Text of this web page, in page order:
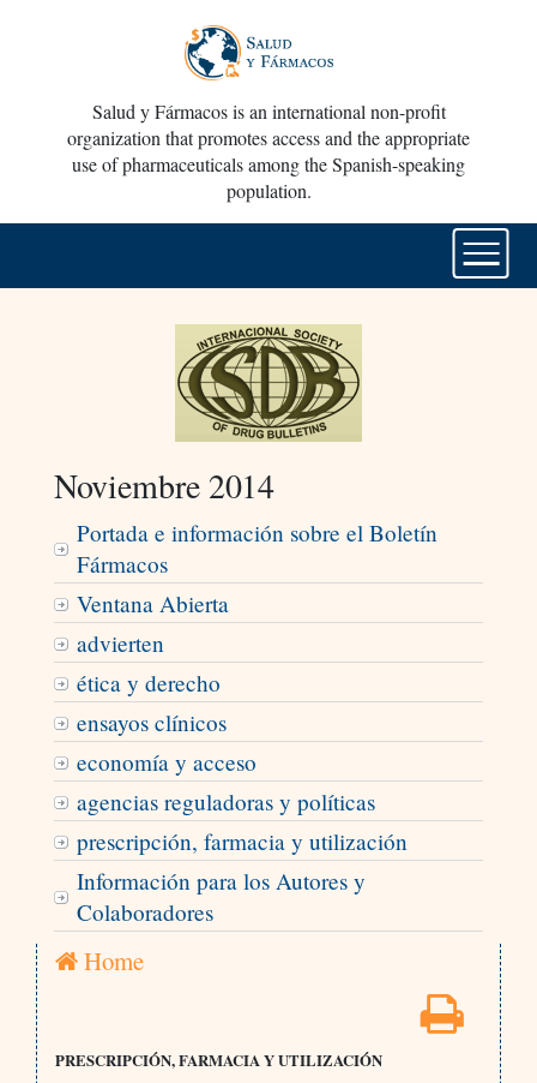
Salud y Fármacos is an international non-profit
organization that promotes access and the appropriate
use of pharmaceuticals among the Spanish-speaking
population.
Noviembre 2014
Portada e información sobre el Boletín
Fármacos
Ventana Abierta
advierten
ética y derecho
ensayos clínicos
economía y acceso
agencias reguladoras y políticas
prescripción, farmacia y utilización
Información para los Autores y
Colaboradores
Home
PRESCRIPCIÓN, FARMACIA Y UTILIZACIÓN